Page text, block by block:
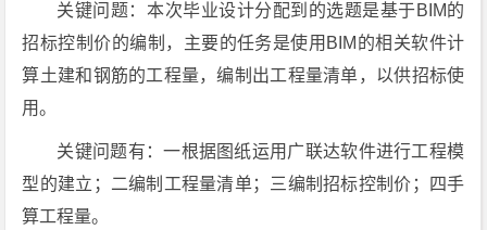
关键问题：本次毕业设计分配到的选题是基于BIM的
招标控制价的编制，主要的任务是使用BIM的相关软件计
算土建和钢筋的工程量，编制出工程量清单，以供招标使
用。
关键问题有：一根据图纸运用广联达软件进行工程模
型的建立；二编制工程量清单；三编制招标控制价；四手
算工程量。